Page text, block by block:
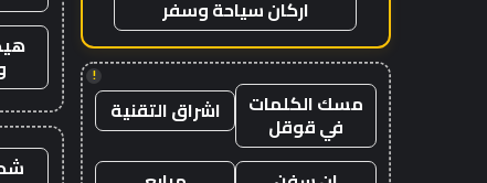
اركان سياحة وسفر
!
مسك الكلمات
في قوقل اشراق التقنية